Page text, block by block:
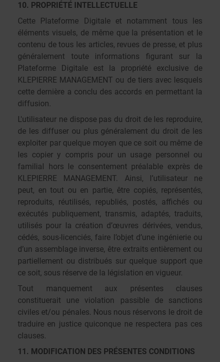
10. PROPRIÉTÉ INTELLECTUELLE
Cette Plateforme Digitale et notamment tous les
éléments visuels, de même que la présentation et le
contenu de tous les articles, revues de presse, et plus
généralement toute informations figurant sur la
Plateforme Digitale est la propriété exclusive de
KLEPIERRE MANAGEMENT ou de tiers avec lesquels
cette dernière a conclu des accords en permettant la
diffusion.
L'utilisateur ne dispose pas du droit de les reproduire,
de les diffuser ou plus généralement du droit de les
exploiter par quelque moyen que ce soit ou même de
les copier y compris pour un usage personnel ou
familial hors le consentement préalable exprès de
KLEPIERRE MANAGEMENT. Ainsi, l’utilisateur ne
peut, en tout ou en partie, être copiés, représentés,
reproduits, réutilisés, republiés, postés, affichés ou
exécutés publiquement, transmis, adaptés, traduits,
utilisés pour la création d’œuvres dérivées, vendus,
cédés, sous-licenciés, faire l’objet d’une ingénierie ou
d’un assemblage inverse, être extraits entièrement ou
partiellement ou distribués sur quelque support que
ce soit, sous réserve de la législation en vigueur.
Tout manquement aux présentes clauses
constituerait une violation passible de sanctions
civiles et/ou pénales. Nous nous réservons le droit de
traduire en justice quiconque ne respectera pas ces
clauses.
11. MODIFICATION DES PRÉSENTES CONDITIONS